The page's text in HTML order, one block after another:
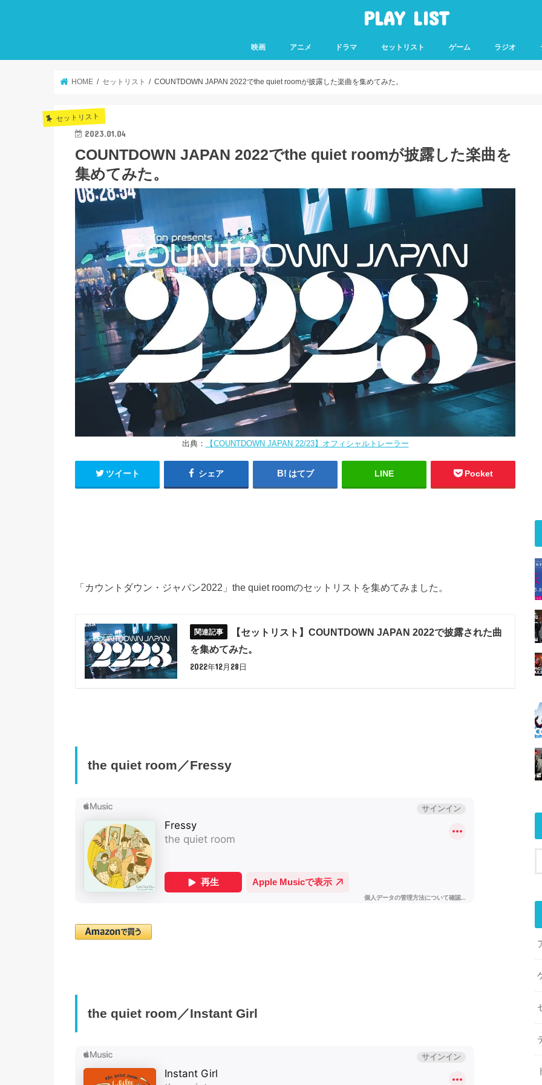
PLAY LIST
映画 アニメ ドラマ セットリスト ゲーム ラジオ
HOME セットリスト COUNTDOWN JAPAN 2022でthe quiet roomが披露した楽曲を集めてみた。
セットリスト
2023.01.04
COUNTDOWN JAPAN 2022でthe quiet roomが披露した楽曲を
集めてみた。
出典： 【COUNTDOWN JAPAN 22/23】オフィシャルトレーラー
ツイート シェア はてブ LINE Pocket
「カウントダウン・ジャパン2022」the quiet roomのセットリストを集めてみました。
【セットリスト】COUNTDOWN JAPAN 2022で披露された曲
を集めてみた。
2022年12月28日
the quiet room／Fressy
the quiet room／Instant Girl